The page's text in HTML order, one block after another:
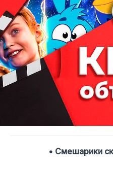
• Смешарики